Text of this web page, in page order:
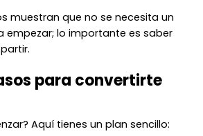
muestran que no se necesita un
empezar; lo importante es saber
para convertirte
Aquí tienes un plan sencillo: